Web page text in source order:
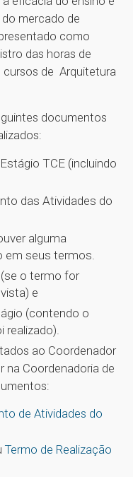
mercado de
como
das horas de
cursos de Arquitetura
documentos
TCE (incluindo
das Atividades do
alguma
em seus termos.
o termo for
e
(contendo o
ao Coordenador
na Coordenadoria de
de Atividades do
Termo de Realização